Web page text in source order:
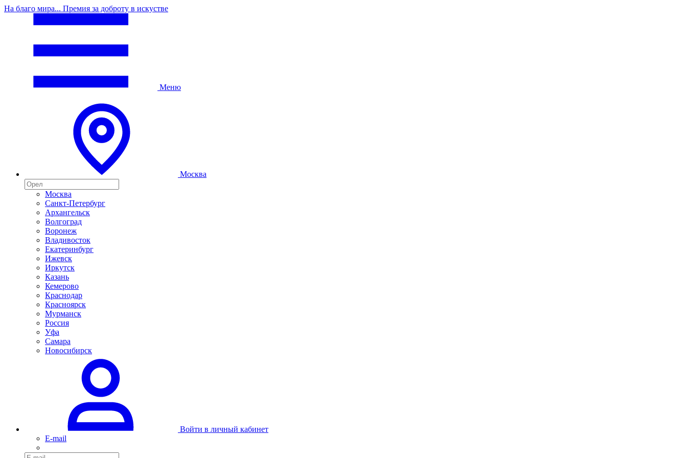
На благо мира... Премия за доброту в искустве
Меню
Москва
Москва
Санкт-Петербург
Архангельск
Волгоград
Воронеж
Владивосток
Екатеринбург
Ижевск
Иркутск
Казань
Кемерово
Краснодар
Красноярск
Мурманск
Россия
Уфа
Самара
Новосибирск
Войти в личный кабинет
E-mail